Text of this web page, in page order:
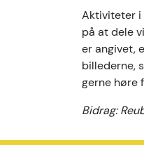
Aktiviteter i
på at dele
er angivet,
billederne,
gerne høre
Bidrag: